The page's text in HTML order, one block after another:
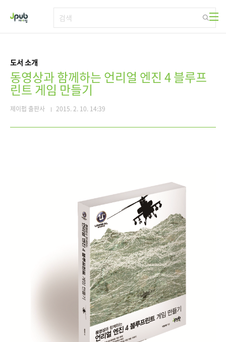
도서 소개
동영상과 함께하는 언리얼 엔진 4 블루프
린트 게임 만들기
제이펍 출판사 2015. 2. 10. 14:39